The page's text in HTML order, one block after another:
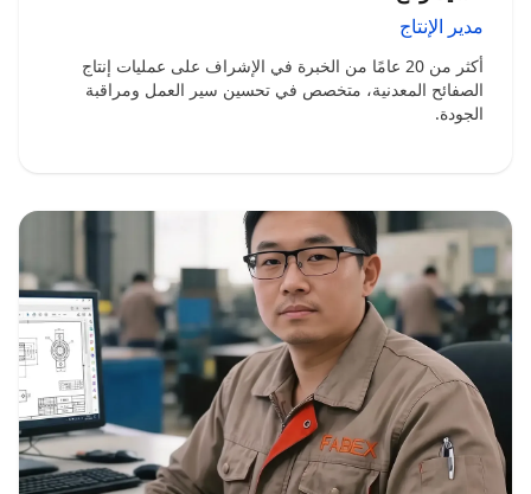
مدير الإنتاج
أكثر من 20 عامًا من الخبرة في الإشراف على عمليات إنتاج
الصفائح المعدنية، متخصص في تحسين سير العمل ومراقبة
الجودة.